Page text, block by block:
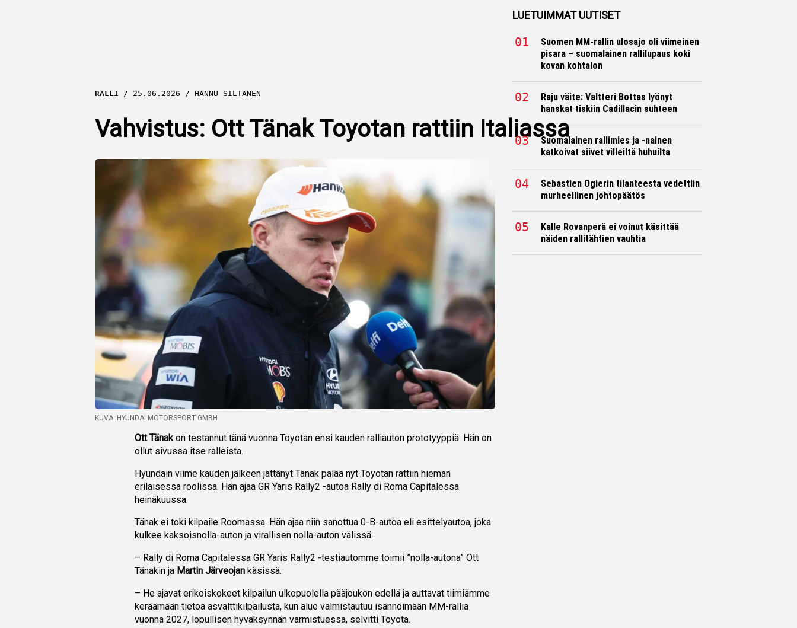
RALLI 25.06.2026 HANNU SILTANEN
Vahvistus: Ott Tänak Toyotan rattiin Italiassa
KUVA: HYUNDAI MOTORSPORT GMBH
Ott Tänak on testannut tänä vuonna Toyotan ensi kauden ralliauton prototyyppiä. Hän on
ollut sivussa itse ralleista.
Hyundain viime kauden jälkeen jättänyt Tänak palaa nyt Toyotan rattiin hieman
erilaisessa roolissa. Hän ajaa GR Yaris Rally2 -autoa Rally di Roma Capitalessa
heinäkuussa.
Tänak ei toki kilpaile Roomassa. Hän ajaa niin sanottua 0-B-autoa eli esittelyautoa, joka
kulkee kaksoisnolla-auton ja virallisen nolla-auton välissä.
– Rally di Roma Capitalessa GR Yaris Rally2 -testiautomme toimii ”nolla-autona” Ott
Tänakin ja Martin Järveojan käsissä.
– He ajavat erikoiskokeet kilpailun ulkopuolella pääjoukon edellä ja auttavat tiimiämme
keräämään tietoa asvalttikilpailusta, kun alue valmistautuu isännöimään MM-rallia
vuonna 2027, lopullisen hyväksynnän varmistuessa, selvitti Toyota.
LUETUIMMAT UUTISET
Suomen MM-rallin ulosajo oli viimeinen
pisara – suomalainen rallilupaus koki
kovan kohtalon
Raju väite: Valtteri Bottas lyönyt
hanskat tiskiin Cadillacin suhteen
Suomalainen rallimies ja -nainen
katkoivat siivet villeiltä huhuilta
Sebastien Ogierin tilanteesta vedettiin
murheellinen johtopäätös
Kalle Rovanperä ei voinut käsittää
näiden rallitähtien vauhtia